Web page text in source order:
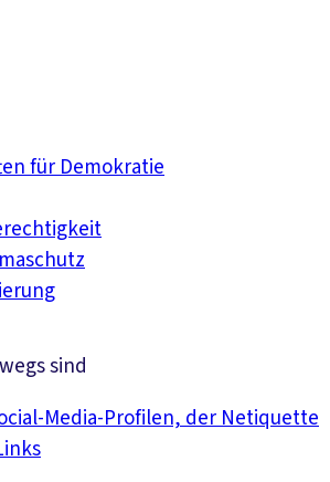
für Demokratie
sind
Media-Profilen, der Netiquette